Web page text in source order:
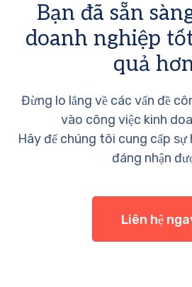
Bạn đã sẵn
doanh nghiệp
quả
Đừng lo lắng về các vấn đề
vào công việc kinh
Hãy để chúng tôi cung cấp sự
đáng nhận
Liên hệ